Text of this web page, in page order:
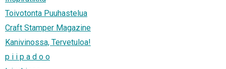
Toivotonta Puuhastelua
Craft Stamper Magazine
Kanivinossa, Tervetuloa!
p i i p a d o o